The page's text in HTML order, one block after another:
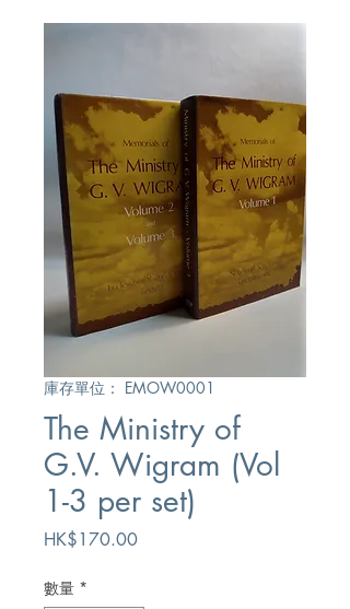
庫存單位： EMOW0001
The Ministry of
G.V. Wigram (Vol
1-3 per set)
HK$170.00價
數量 *